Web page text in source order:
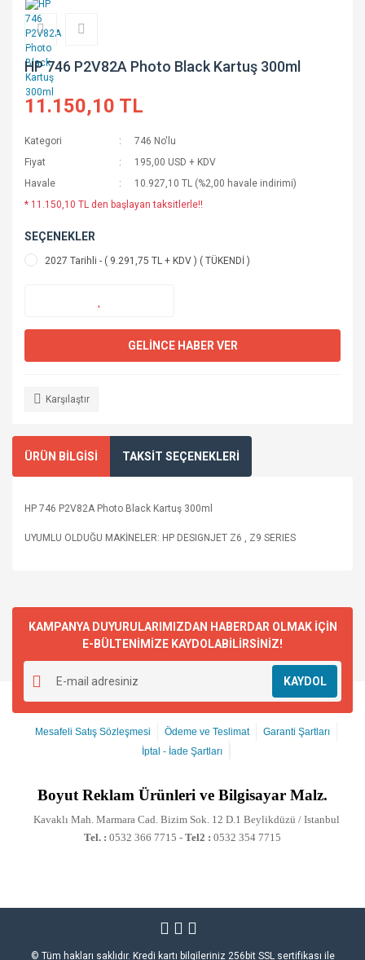
HP 746 P2V82A Photo Black Kartuş 300ml
11.150,10 TL
Kategori
746 No'lu
Fiyat
195,00 USD + KDV
Havale
10.927,10 TL (%2,00 havale indirimi)
* 11.150,10 TL den başlayan taksitlerle!!
SEÇENEKLER
2027 Tarihli - ( 9.291,75 TL + KDV ) ( TÜKENDİ )
GELİNCE HABER VER
Karşılaştır
ÜRÜN BİLGİSİ TAKSİT SEÇENEKLERİ
HP 746 P2V82A Photo Black Kartuş 300ml
UYUMLU OLDUĞU MAKİNELER: HP DESIGNJET Z6 , Z9 SERIES
KAMPANYA DUYURULARIMIZDAN HABERDAR OLMAK İÇİN
E-BÜLTENİMİZE KAYDOLABİLİRSİNİZ!
KAYDOL
Mesafeli Satış Sözleşmesi Ödeme ve Teslimat
Garanti Şartları
İptal - İade Şartları
Boyut Reklam Ürünleri ve Bilgisayar Malz.
Kavaklı Mah. Marmara Cad. Bizim Sok. 12 D.1 Beylikdüzü / Istanbul
Tel. : 0532 366 7715 - Tel2 : 0532 354 7715
© Tüm hakları saklıdır. Kredi kartı bilgileriniz 256bit SSL sertifikası ile